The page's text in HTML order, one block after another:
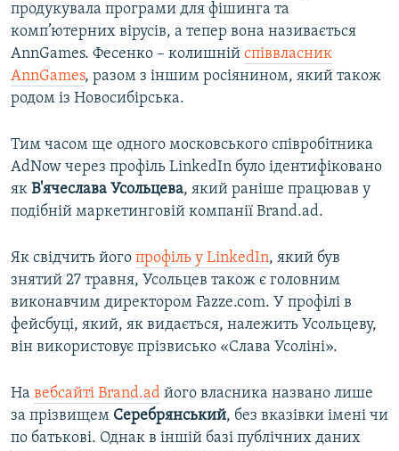
продукувала програми для фішинга та
комп’ютерних вірусів, а тепер вона називається
AnnGames. Фесенко – колишній співвласник
AnnGames, разом з іншим росіянином, який також
родом із Новосибірська.
Тим часом ще одного московського співробітника
AdNow через профіль LinkedIn було ідентифіковано
як В'ячеслава Усольцева, який раніше працював у
подібній маркетинговій компанії Brand.ad.
Як свідчить його профіль у LinkedIn, який був
знятий 27 травня, Усольцев також є головним
виконавчим директором Fazze.com. У профілі в
фейсбуці, який, як видається, належить Усольцеву,
він використовує прізвисько «Слава Усоліні».
На вебсайті Brand.ad його власника названо лише
за прізвищем Серебрянський, без вказівки імені чи
по батькові. Однак в іншій базі публічних даних